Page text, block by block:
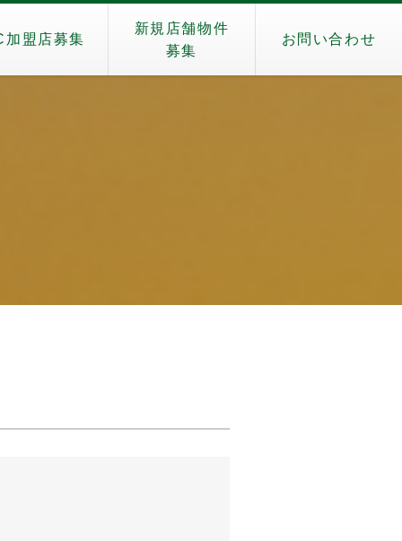
加盟店募集
新規店舗物件
募集
お問い合わせ